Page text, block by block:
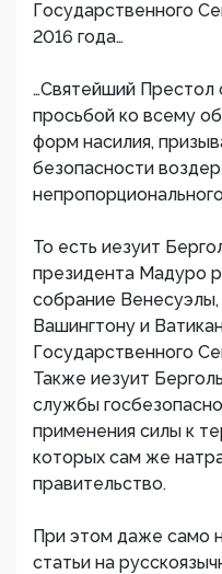
Государственного
2016 года…
…Святейший Престол
просьбой ко всему
форм насилия,
безопасности
То есть иезуит
президента Мадуро
собрание
Вашингтону и
Государственного
Также иезуит
службы
применения силы к
которых сам же
правительство.
При этом даже само
статьи на